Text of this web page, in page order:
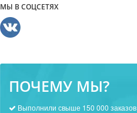
МЫ В СОЦСЕТЯХ
ПОЧЕМУ МЫ?
Выполнили свыше 150 000 заказов